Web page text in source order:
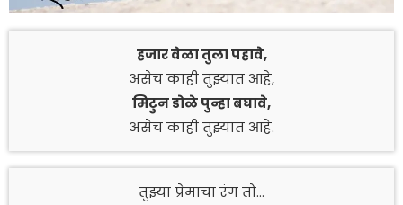
हजार वेळा तुला पहावे,
असेच काही तुझ्यात आहे,
मिटुन डोळे पुन्हा बघावे,
असेच काही तुझ्यात आहे.
तुझ्या प्रेमाचा रंग तो…